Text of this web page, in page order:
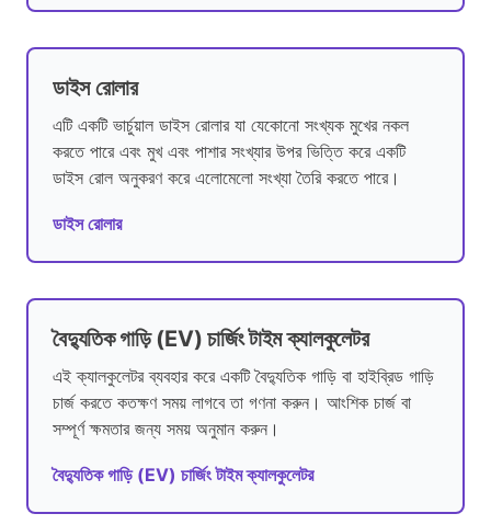
ডাইস রোলার
এটি একটি ভার্চুয়াল ডাইস রোলার যা যেকোনো সংখ্যক মুখের নকল
করতে পারে এবং মুখ এবং পাশার সংখ্যার উপর ভিত্তি করে একটি
ডাইস রোল অনুকরণ করে এলোমেলো সংখ্যা তৈরি করতে পারে।
ডাইস রোলার
বৈদ্যুতিক গাড়ি (EV) চার্জিং টাইম ক্যালকুলেটর
এই ক্যালকুলেটর ব্যবহার করে একটি বৈদ্যুতিক গাড়ি বা হাইব্রিড গাড়ি
চার্জ করতে কতক্ষণ সময় লাগবে তা গণনা করুন। আংশিক চার্জ বা
সম্পূর্ণ ক্ষমতার জন্য সময় অনুমান করুন।
বৈদ্যুতিক গাড়ি (EV) চার্জিং টাইম ক্যালকুলেটর